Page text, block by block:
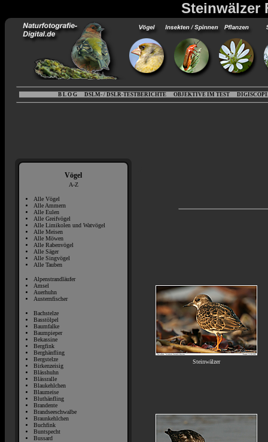
Steinwälzer
B L O G DSLM- / DSLR-TESTBERICHTE OBJEKTIVE IM TEST
Vögel
A-Z
Alle Vögel
Alle Ammern
Alle Eulen
Alle Greifvögel
Alle Limikolen und Watvögel
Alle Meisen
Alle Möwen
Alle Rabenvögel
Alle Säger
Alle Singvögel
Alle Tauben
Alpenstrandläufer
Amsel
Auerhuhn
Austernfischer
Bachstelze
Basstölpel
Baumfalke
Baumpieper
Bekassine
Bergfink
Berghänfling
Bergstelze
Birkenzeisig
Blässhuhn
Blässralle
Blaukehlchen
Blaumeise
Bluthänfling
Brandente
Brandseeschwalbe
Braunkehlchen
Buchfink
Buntspecht
Bussard
Steinwälzer